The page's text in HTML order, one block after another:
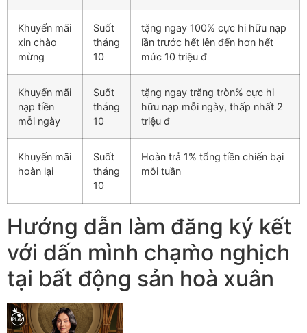
Khuyến mãi
xin chào
mừng
Suốt
tháng
10
tặng ngay 100% cực hi hữu nạp
lần trước hết lên đến hơn hết
mức 10 triệu đ
Khuyến mãi
nạp tiền
mỗi ngày
Suốt
tháng
10
tặng ngay trăng tròn% cực hi
hữu nạp mỗi ngày, thấp nhất 2
triệu đ
Khuyến mãi
hoàn lại
Suốt
tháng
10
Hoàn trả 1% tổng tiền chiến bại
mỗi tuần
Hướng dẫn làm đăng ký kết
với dấn mình chạm̀o nghịch
tại bất động sản hoà xuân